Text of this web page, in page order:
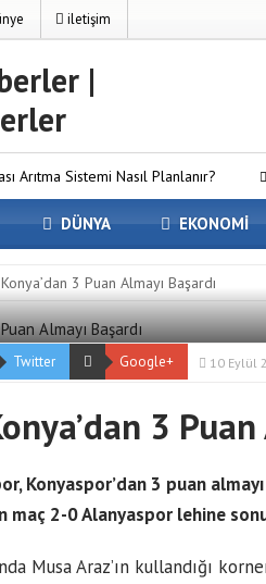
iletişim
Arıtma Sistemi Nasıl Planlanır?
Artıyor? MC Server
Osmaniye Evden Eve Nakliyat —
DÜNYA EKONOMİ
3 Puan Almayı Başardı
Twitter Google+ 10 Eylül
3 Puan
Konyaspor’dan 3 puan
maç 2-0 Alanyaspor lehine
Musa Araz’ın kullandığı